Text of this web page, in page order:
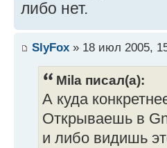
либо нет.
SlyFox » 18 июл 2005,
Mila писал(а):
А куда
Открываешь в
и либо видишь